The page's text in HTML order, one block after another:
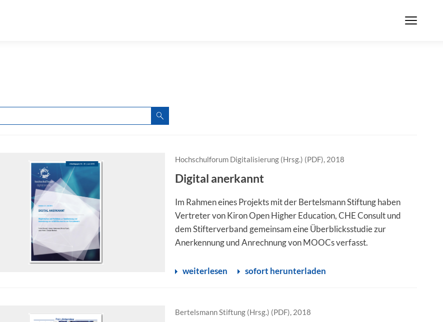
Hochschulforum Digitalisierung (Hrsg.) (PDF), 2018
Digital anerkannt
Im Rahmen eines Projekts mit der Bertelsmann Stiftung haben
Vertreter von Kiron Open Higher Education, CHE Consult und
dem Stifterverband gemeinsam eine Überblicksstudie zur
Anerkennung und Anrechnung von MOOCs verfasst.
weiterlesen sofort herunterladen
Bertelsmann Stiftung (Hrsg.) (PDF), 2018